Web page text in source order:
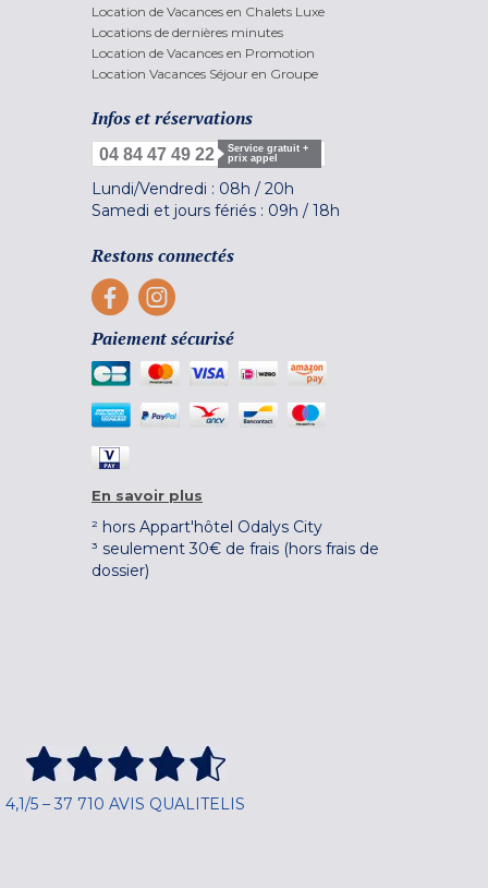
Location de Vacances en Chalets Luxe
Locations de dernières minutes
Location de Vacances en Promotion
Location Vacances Séjour en Groupe
Infos et réservations
04 84 47 49 22
Service gratuit +
prix appel
Lundi/Vendredi : 08h / 20h
Samedi et jours fériés : 09h / 18h
Restons connectés
Paiement sécurisé
En savoir plus
² hors Appart'hôtel Odalys City
³ seulement 30€ de frais (hors frais de
dossier)
4,1/5 – 37 710 AVIS QUALITELIS